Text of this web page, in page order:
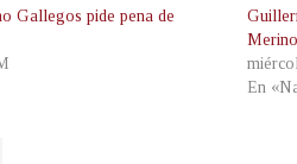
Gallegos pide pena de
En